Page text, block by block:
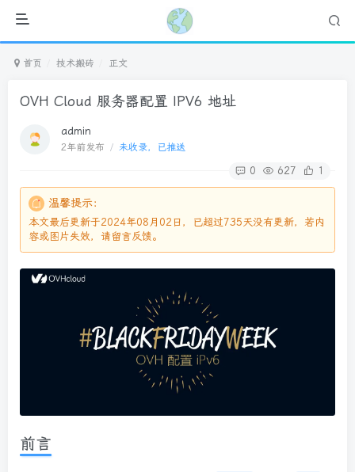
首页 技术搬砖 正文
OVH Cloud 服务器配置 IPV6 地址
admin
2年前发布 / 未收录，已推送
0 627 1
温馨提示：
本文最后更新于2024年08月02日，已超过735天没有更新，若内
容或图片失效，请留言反馈。
前言